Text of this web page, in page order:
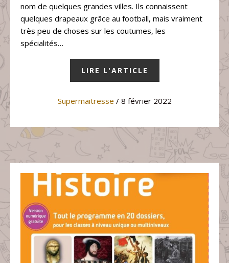
nom de quelques grandes villes. Ils connaissent
quelques drapeaux grâce au football, mais vraiment
très peu de choses sur les coutumes, les
spécialités…
LIRE L'ARTICLE
Supermaitresse / 8 février 2022